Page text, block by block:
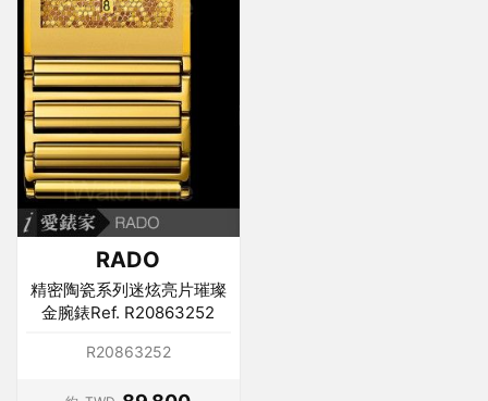
RADO
精密陶瓷系列迷炫亮片璀璨
金腕錶Ref. R20863252
R20863252